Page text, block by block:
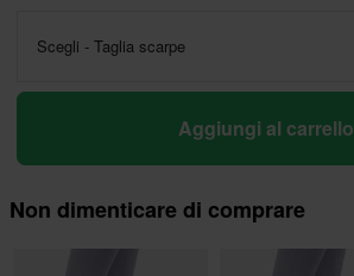
Scegli - Taglia scarpe
Aggiungi al carrello
Non dimenticare di comprare